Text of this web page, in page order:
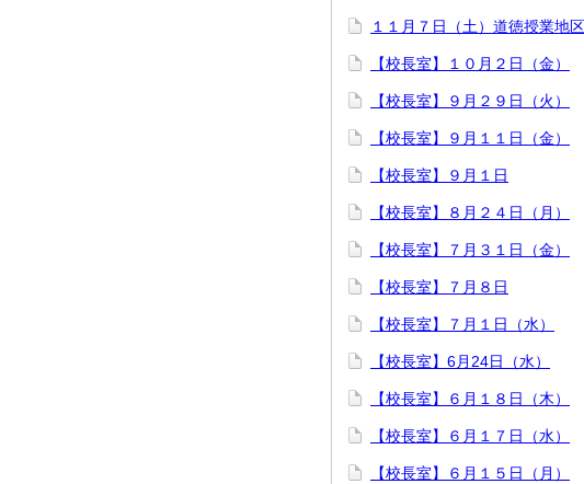
１１月７日（土）道徳授業地
【校長室】１０月２日（金）
【校長室】９月２９日（火）
【校長室】９月１１日（金）
【校長室】９月１日
【校長室】８月２４日（月）
【校長室】７月３１日（金）
【校長室】７月８日
【校長室】７月１日（水）
【校長室】6月24日（水）
【校長室】６月１８日（木）
【校長室】６月１７日（水）
【校長室】６月１５日（月）